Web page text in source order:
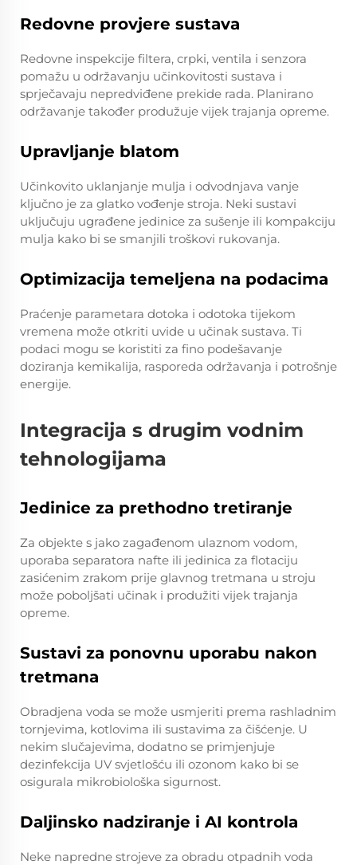
Redovne provjere sustava
Redovne inspekcije filtera, crpki, ventila i senzora
pomažu u održavanju učinkovitosti sustava i
sprječavaju nepredviđene prekide rada. Planirano
održavanje također produžuje vijek trajanja opreme.
Upravljanje blatom
Učinkovito uklanjanje mulja i odvodnjava vanje
ključno je za glatko vođenje stroja. Neki sustavi
uključuju ugrađene jedinice za sušenje ili kompakciju
mulja kako bi se smanjili troškovi rukovanja.
Optimizacija temeljena na podacima
Praćenje parametara dotoka i odotoka tijekom
vremena može otkriti uvide u učinak sustava. Ti
podaci mogu se koristiti za fino podešavanje
doziranja kemikalija, rasporeda održavanja i potrošnje
energije.
Integracija s drugim vodnim
tehnologijama
Jedinice za prethodno tretiranje
Za objekte s jako zagađenom ulaznom vodom,
uporaba separatora nafte ili jedinica za flotaciju
zasićenim zrakom prije glavnog tretmana u stroju
može poboljšati učinak i produžiti vijek trajanja
opreme.
Sustavi za ponovnu uporabu nakon
tretmana
Obradjena voda se može usmjeriti prema rashladnim
tornjevima, kotlovima ili sustavima za čišćenje. U
nekim slučajevima, dodatno se primjenjuje
dezinfekcija UV svjetlošću ili ozonom kako bi se
osigurala mikrobiološka sigurnost.
Daljinsko nadziranje i AI kontrola
Neke napredne strojeve za obradu otpadnih voda